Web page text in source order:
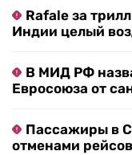
Rafale за
Индии целый
В МИД РФ
Евросоюза от
Пассажиры в
отменами